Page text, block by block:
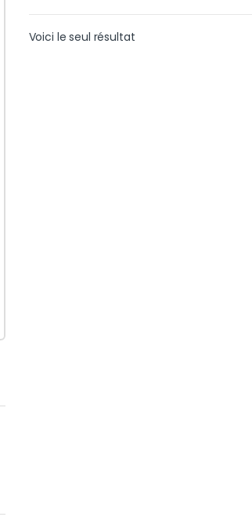
Voici le seul résultat